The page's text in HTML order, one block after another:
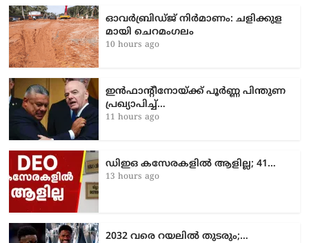
ഓവർബ്രിഡ്ജ് നിർമാണം: ച​ളി​ക്കു​ള​
മാ​യി ചെ​റ​മം​ഗ​ലം
10 hours ago
ഇൻഫാന്റീനോയ്ക്ക് പൂർണ്ണ പിന്തുണ
പ്രഖ്യാപിച്ച്…
11 hours ago
ഡിഇഒ കസേരകളില്‍ ആളില്ല; 41…
13 hours ago
2032 വരെ റയലിൽ തുടരും;…